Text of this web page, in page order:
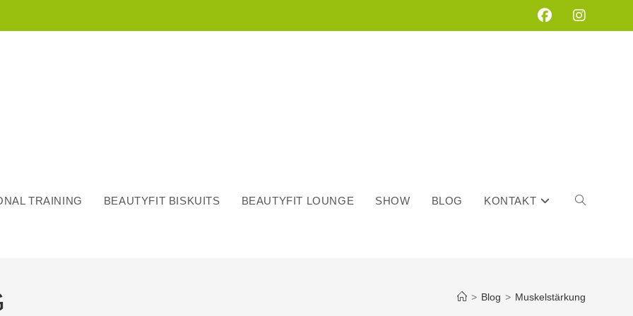
TRAINING BEAUTYFIT BISKUITS BEAUTYFIT LOUNGE SHOW BLOG KONTAKT WEBSITE-
> Blog > Muskelstärkung